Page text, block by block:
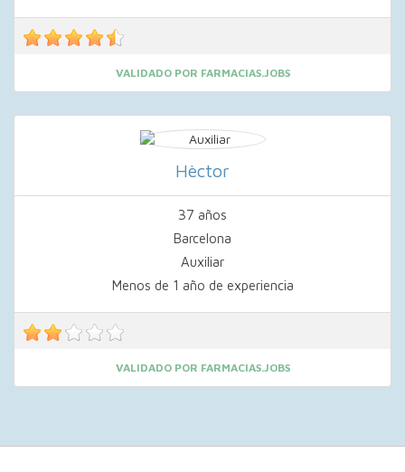
VALIDADO POR FARMACIAS.JOBS
Hèctor
37 años
Barcelona
Auxiliar
Menos de 1 año de experiencia
VALIDADO POR FARMACIAS.JOBS